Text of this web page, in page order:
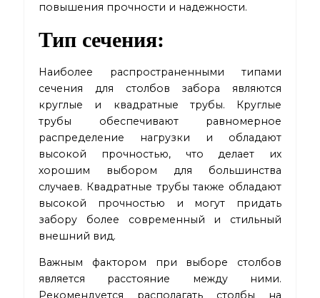
повышения прочности и надежности.
Тип сечения:
Наиболее распространенными типами
сечения для столбов забора являются
круглые и квадратные трубы. Круглые
трубы обеспечивают равномерное
распределение нагрузки и обладают
высокой прочностью, что делает их
хорошим выбором для большинства
случаев. Квадратные трубы также обладают
высокой прочностью и могут придать
забору более современный и стильный
внешний вид.
Важным фактором при выборе столбов
является расстояние между ними.
Рекомендуется располагать столбы на